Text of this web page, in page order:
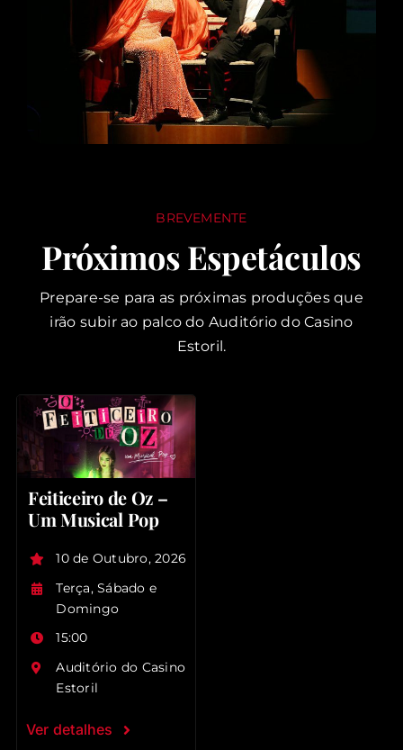
BREVEMENTE
Próximos Espetáculos
Prepare-se para as próximas produções que
irão subir ao palco do Auditório do Casino
Estoril.
Feiticeiro de Oz –
Um Musical Pop
10 de Outubro, 2026
Terça, Sábado e
Domingo
15:00
Auditório do Casino
Estoril
Ver detalhes